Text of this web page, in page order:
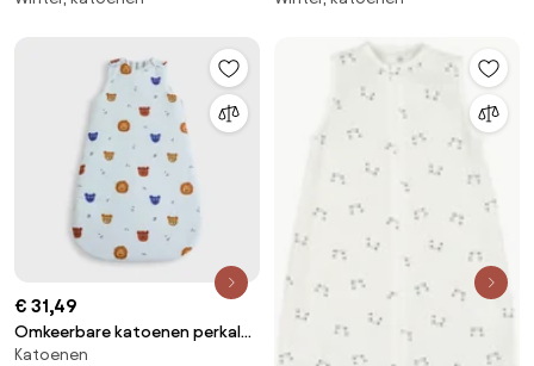
€ 31,49
Omkeerbare katoenen perkal
slaapzak, dierenprint, PETITE
Katoenen